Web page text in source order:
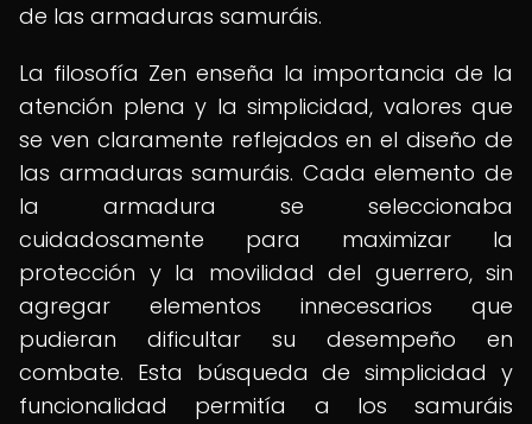
de las armaduras samuráis.
La filosofía Zen enseña la importancia de la
atención plena y la simplicidad, valores que
se ven claramente reflejados en el diseño de
las armaduras samuráis. Cada elemento de
la armadura se seleccionaba
cuidadosamente para maximizar la
protección y la movilidad del guerrero, sin
agregar elementos innecesarios que
pudieran dificultar su desempeño en
combate. Esta búsqueda de simplicidad y
funcionalidad permitía a los samuráis